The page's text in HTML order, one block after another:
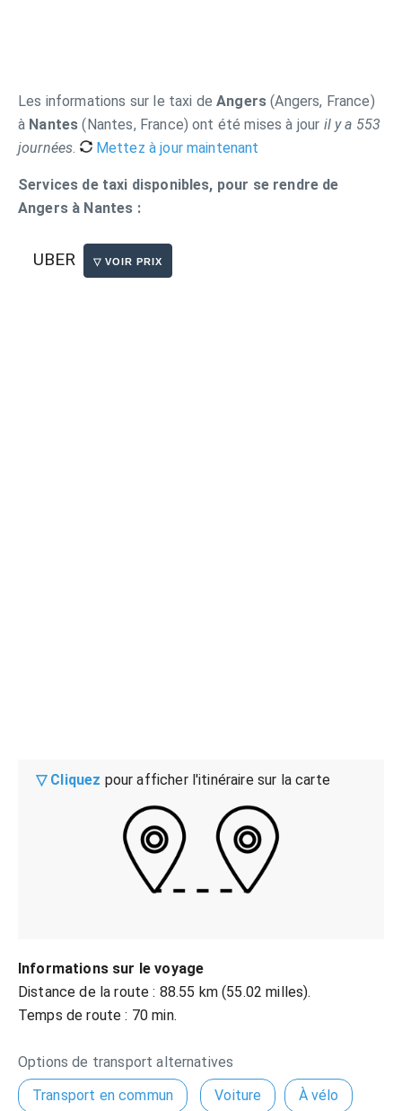
Les informations sur le taxi deAngers (Angers, France)
à Nantes (Nantes, France) ont été mises à jour il y a 553
journées. Mettez à jour maintenant
Services de taxi disponibles, pour se rendre de
Angers à Nantes :
UBER
▽ Cliquez pour afficher l'itinéraire sur la carte
Informations sur le voyage
Distance de la route : 88.55 km (55.02 milles).
Temps de route : 70 min.
Options de transport alternatives
Transport en commun
Voiture À vélo